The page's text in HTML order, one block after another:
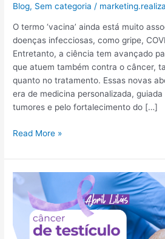
Blog, Sem categoria /
O termo ‘vacina’ ainda está muito
doenças infecciosas, como gripe,
Entretanto, a ciência tem avançado
que atuem também contra o câncer,
quanto no tratamento. Essas novas
era de medicina personalizada,
tumores e pelo fortalecimento do […]
Read More »
Abril
Lilás:
Conscientização
sobre